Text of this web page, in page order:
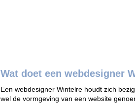
Wat doet een webdesigner
Een webdesigner Wintelre houdt zich
wel de vormgeving van een website